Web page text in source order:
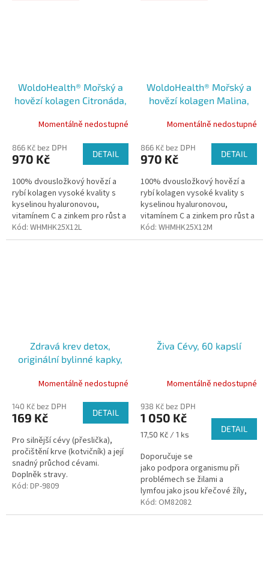
WoldoHealth® Mořský a
hovězí kolagen Citronáda,
Momentálně nedostupné
866 Kč bez DPH
970 Kč DETAIL
100% dvousložkový hovězí a
rybí kolagen vysoké kvality s
kyselinou hyaluronovou,
vitamínem C a zinkem pro růst a
obnovu tkání.
Kód: WHMHK25X12L
WoldoHealth® Mořský a
hovězí kolagen Malina,
Momentálně nedostupné
866 Kč bez DPH
970 Kč DETAIL
100% dvousložkový hovězí a
rybí kolagen vysoké kvality s
kyselinou hyaluronovou,
vitamínem C a zinkem pro růst a
obnovu tkání.
Kód: WHMHK25X12M
Zdravá krev detox,
originální bylinné kapky,
Momentálně nedostupné
140 Kč bez DPH
169 Kč DETAIL
Pro silnější cévy (přeslička),
pročištění krve (kotvičník) a její
snadný průchod cévami.
Doplněk stravy.
Kód: DP-9809
Živa Cévy, 60 kapslí
Momentálně nedostupné
938 Kč bez DPH
1 050 Kč
Měrná
17,50 Kč / 1 ks
DETAIL
Doporučuje se
jako podpora organismu při
problémech se žilami a
lymfou jako jsou křečové žíly,
křehkost mikro cév (tzv.
pavučinky), problémy s
Kód: OM82082